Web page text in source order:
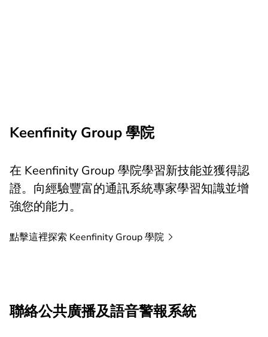
Keenfinity Group 學院
在 Keenfinity Group 學院學習新技能並獲得認
證。向經驗豐富的通訊系統專家學習知識並增
強您的能力。
點擊這裡探索 Keenfinity Group學院
聯絡公共廣播及語音警報系統